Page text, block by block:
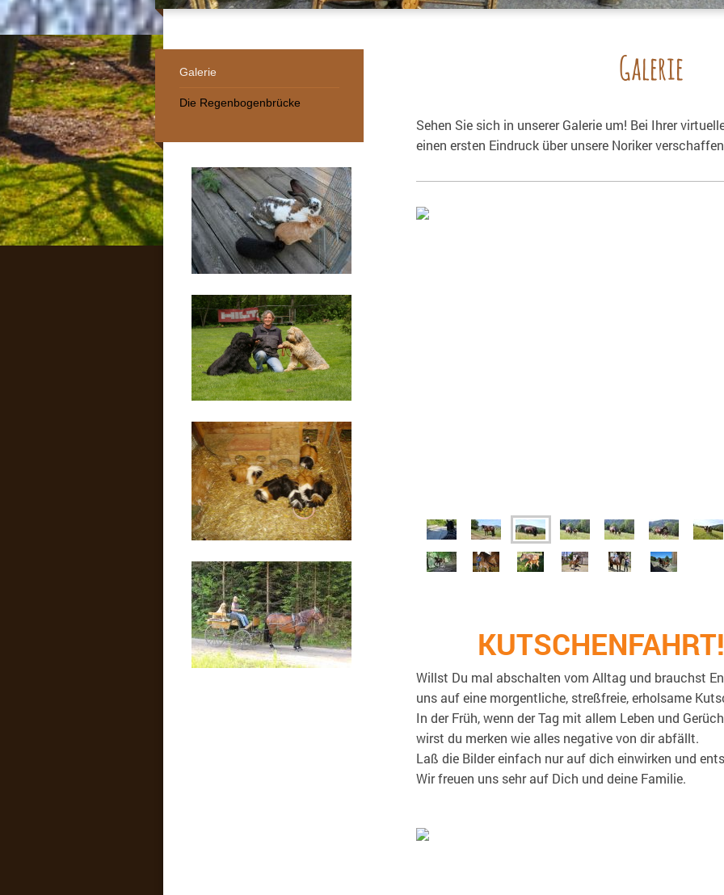
Galerie
Sehen Sie sich in unserer Galerie um! Bei Ihrer
einen ersten Eindruck über unsere Noriker
KUTSCHENFAHRT!
Willst Du mal abschalten vom Alltag und brauchst
uns auf eine morgentliche, streßfreie, erholsame
In der Früh, wenn der Tag mit allem Leben und
wirst du merken wie alles negative von dir abfällt.
Laß die Bilder einfach nur auf dich einwirken und
Wir freuen uns sehr auf Dich und deine Familie.
Galerie
Die Regenbogenbrücke